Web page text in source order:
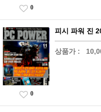
0
피시 파워 진
상품가 :
0